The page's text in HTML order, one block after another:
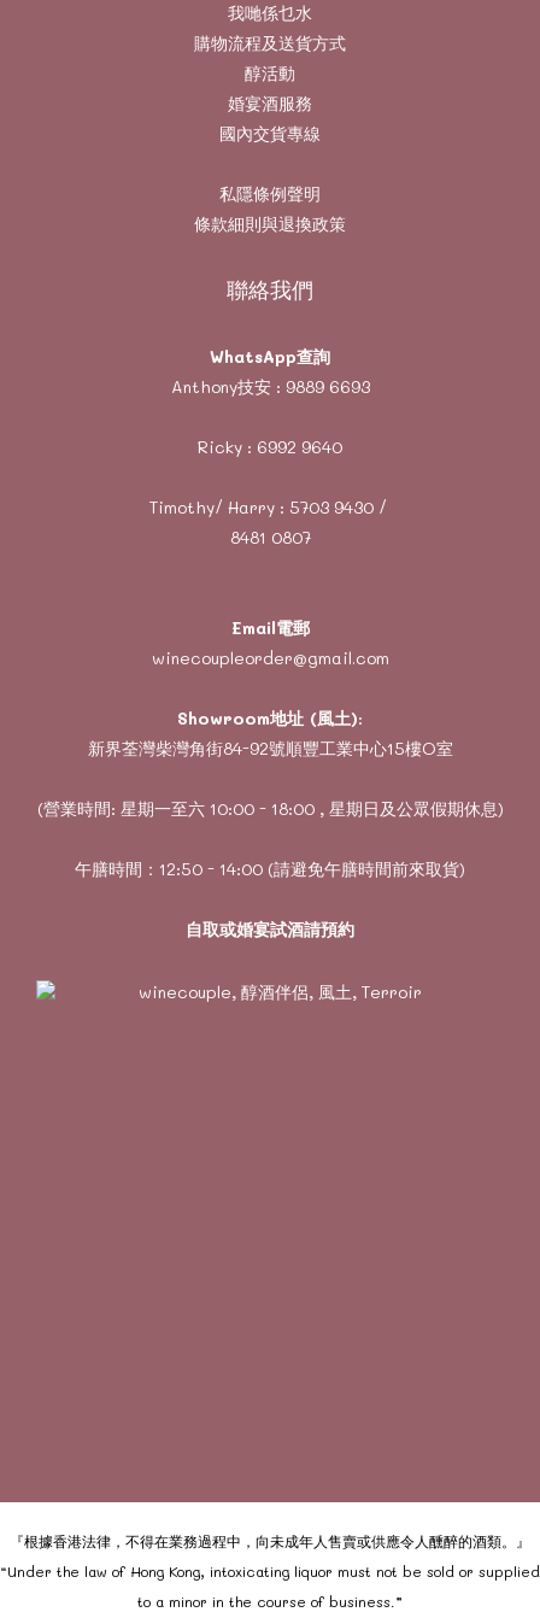
我哋係乜水
購物流程及送貨方式
醇活動
婚宴酒服務
國內交貨專線
私隱條例聲明
條款細則與退換政策
聯絡我們
WhatsApp查詢
Anthony技安 : 9889 6693
Ricky : 6992 9640
Timothy/ Harry : 5703 9430/
8481 0807
Email電郵
winecoupleorder@gmail.com
Showroom地址 (風土):
新界荃灣柴灣角街84-92號順豐工業中心15樓O室
(營業時間: 星期一至六 10:00 - 18:00 , 星期日及公眾假期休息)
午膳時間：12:50 - 14:00 (請避免午膳時間前來取貨)
自取或婚宴試酒請預約
『根據香港法律，不得在業務過程中，向未成年人售賣或供應令人醺醉的酒類。』
“Under the law of Hong Kong, intoxicating liquor must not be sold or supplied
to a minor in the course of business.”